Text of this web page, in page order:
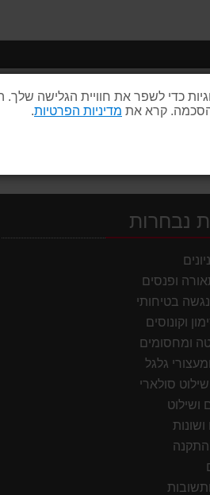
כדי לשפר את חוויית הגלישה
קרא את מדיניות הפרטיות
נבחרות
ופנסים
בטיחותי
וקונוסים
ומחסומים
גלגל
סולארי
ושילוט
התקנה